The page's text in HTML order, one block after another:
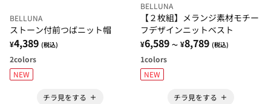
BELLUNA
ストーン付前つばニット帽
¥4,389 (税込)
2colors
NEW
チラ見をする
BELLUNA
【２枚組】メランジ素材モチー
フデザインニットベスト
¥6,589 ～ ¥8,789 (税込)
1colors
NEW
チラ見をする